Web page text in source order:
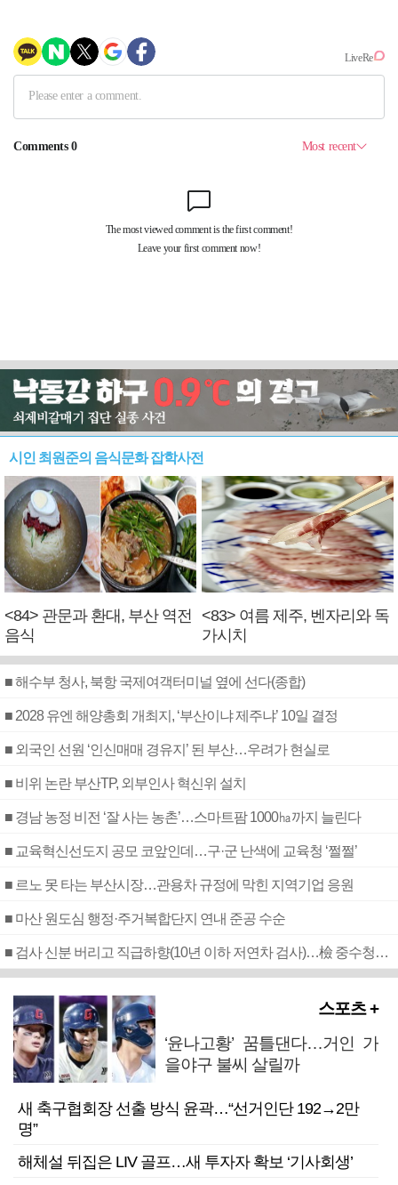
시인 최원준의 음식문화 잡학사전
<84> 관문과 환대, 부산 역전
음식
<83> 여름 제주, 벤자리와 독
가시치
■ 해수부 청사, 북항 국제여객터미널 옆에 선다(종합)
■ 2028 유엔 해양총회 개최지, ‘부산이냐 제주냐’ 10일 결정
■ 외국인 선원 ‘인신매매 경유지’ 된 부산…우려가 현실로
■ 비위 논란 부산TP, 외부인사 혁신위 설치
■ 경남 농정 비전 ‘잘 사는 농촌’…스마트팜 1000㏊까지 늘린다
■ 교육혁신선도지 공모 코앞인데…구·군 난색에 교육청 ‘쩔쩔’
■ 르노 못 타는 부산시장…관용차 규정에 막힌 지역기업 응원
■ 마산 원도심 행정·주거복합단지 연내 준공 수순
■ 검사 신분 버리고 직급하향(10년 이하 저연차 검사)…檢 중수청행 기피
스포츠 +
‘윤나고황’ 꿈틀댄다…거인 가
을야구 불씨 살릴까
새 축구협회장 선출 방식 윤곽…“선거인단 192→2만
명”
해체설 뒤집은 LIV 골프…새 투자자 확보 ‘기사회생’